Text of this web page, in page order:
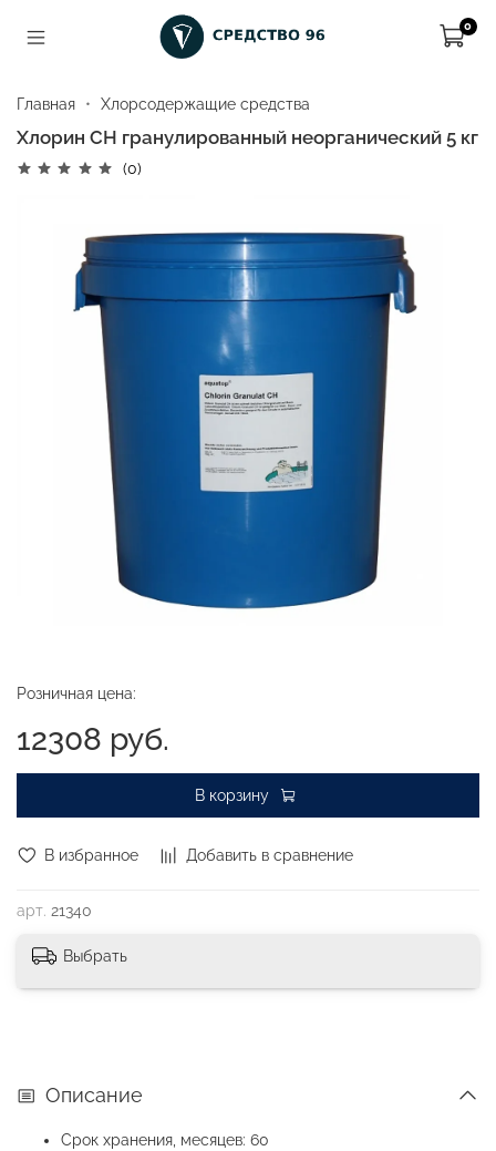
0
Главная Хлорсодержащие средства
Хлорин СН гранулированный неорганический 5 кг
(0)
В избранное Добавить в сравнение
арт. 21340
Розничная цена:
12308 руб.
В корзину
Выбрать
Описание
Срок хранения, месяцев: 60